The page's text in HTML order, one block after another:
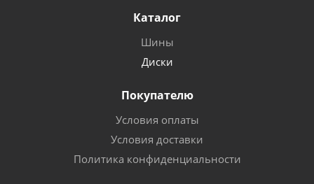
Каталог
Шины
Диски
Покупателю
Условия оплаты
Условия доставки
Политика конфиденциальности